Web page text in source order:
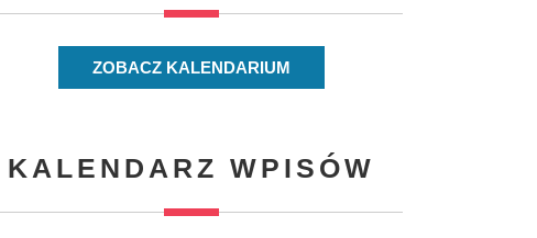
ZOBACZ KALENDARIUM
KALENDARZ WPISÓW